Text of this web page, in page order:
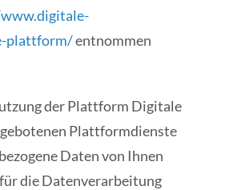
plattform/entnommen
der Plattform Digitale
Plattformdienste
Daten von Ihnen
die Datenverarbeitung